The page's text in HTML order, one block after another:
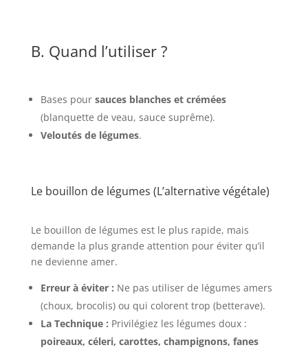
B. Quand l’utiliser ?
Bases pour sauces blanches et crémées
(blanquette de veau, sauce suprême).
Veloutés de légumes.
Le bouillon de légumes (L’alternative végétale)
Le bouillon de légumes est le plus rapide, mais
demande la plus grande attention pour éviter qu’il
ne devienne amer.
Erreur à éviter : Ne pas utiliser de légumes amers
(choux, brocolis) ou qui colorent trop (betterave).
La Technique : Privilégiez les légumes doux :
poireaux, céleri, carottes, champignons, fanes